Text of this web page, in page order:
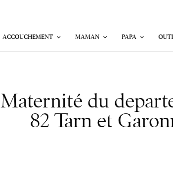
ACCOUCHEMENT MAMAN PAPA
Maternité du
82 Tarn et